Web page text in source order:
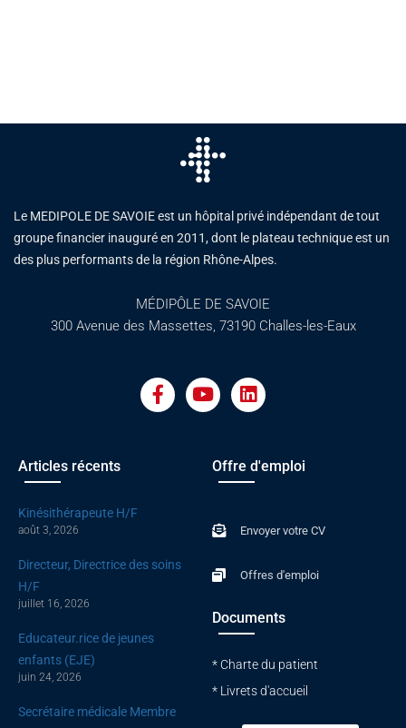
Le MEDIPOLE DE SAVOIE est un hôpital privé indépendant de tout
groupe financier inauguré en 2011, dont le plateau technique est un
des plus performants de la région Rhône-Alpes.
MÉDIPÔLE DE SAVOIE
300 Avenue des Massettes, 73190 Challes-les-Eaux
a
c
o
u
b
i
n
d
i
Articles récents
Kinésithérapeute H/F
août 3, 2026
Directeur, Directrice des soins
H/F
juillet 16, 2026
Educateur.rice de jeunes
enfants (EJE)
juin 24, 2026
Secrétaire médicale Membre
Offre d'emploi
Envoyer votre CV
Offres d'emploi
Documents
* Charte du patient
* Livrets d'accueil